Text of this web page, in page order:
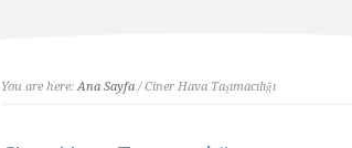
You are here:Ana Sayfa/ Ciner Hava Taşımacılığı